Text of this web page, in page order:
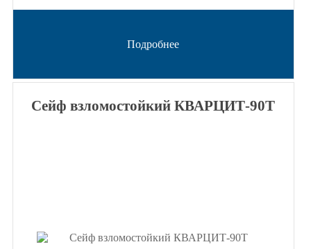
Подробнее
Сейф взломостойкий КВАРЦИТ-90Т